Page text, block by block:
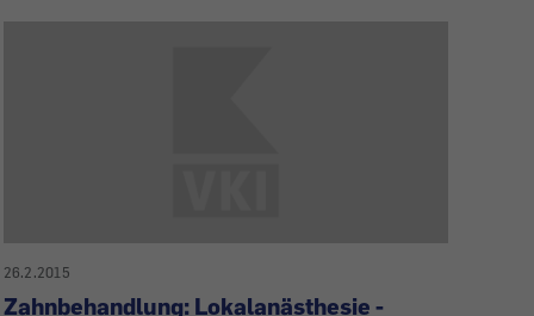
26.2.2015
Zahnbehandlung: Lokalanästhesie -